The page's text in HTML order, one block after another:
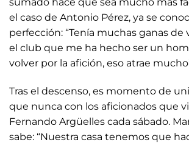
el caso de Antonio Pérez, ya se
perfección: “Tenía muchas ganas de
el club que me ha hecho ser un
volver por la afición, eso atrae
Tras el descenso, es momento de
que nunca con los aficionados que
Fernando Argüelles cada sábado.
sabe: “Nuestra casa tenemos que